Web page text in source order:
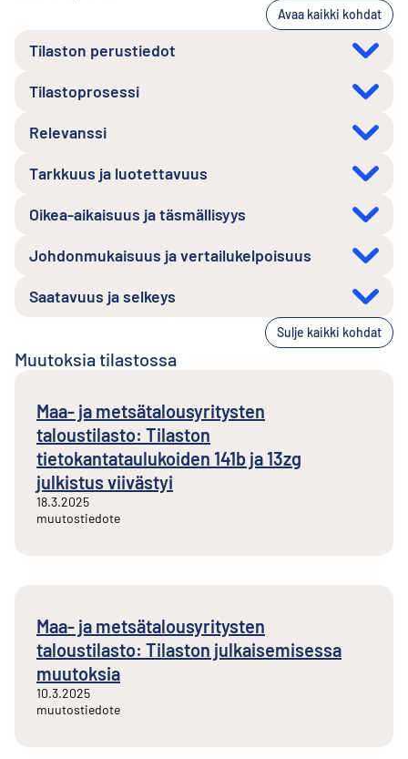
Avaa kaikki kohdat
Tilaston perustiedot
Tilastoprosessi
Relevanssi
Tarkkuus ja luotettavuus
Oikea-aikaisuus ja täsmällisyys
Johdonmukaisuus ja vertailukelpoisuus
Saatavuus ja selkeys
Sulje kaikki kohdat
Muutoksia tilastossa
Maa- ja metsätalousyritysten
taloustilasto: Tilaston
tietokantataulukoiden 141b ja 13zg
julkistus viivästyi
18.3.2025
muutostiedote
Maa- ja metsätalousyritysten
taloustilasto: Tilaston julkaisemisessa
muutoksia
10.3.2025
muutostiedote